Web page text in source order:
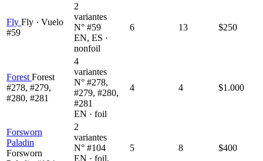
Fly Fly · Vuelo
#59
2
variantes
N° #59
EN, ES ·
nonfoil
6 13 $250
Forest Forest
#278, #279,
#280, #281
4
variantes
N° #278,
#279, #280,
#281
EN · foil
4 4 $1.000
Forsworn
Paladin
Forsworn
2
variantes
N° #104
EN · foil,
5 8 $400